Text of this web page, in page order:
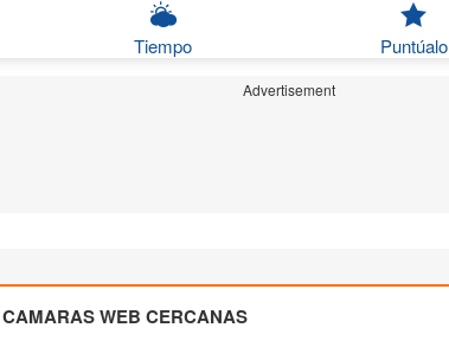
Tiempo Puntúalo
Advertisement
CAMARAS WEB CERCANAS